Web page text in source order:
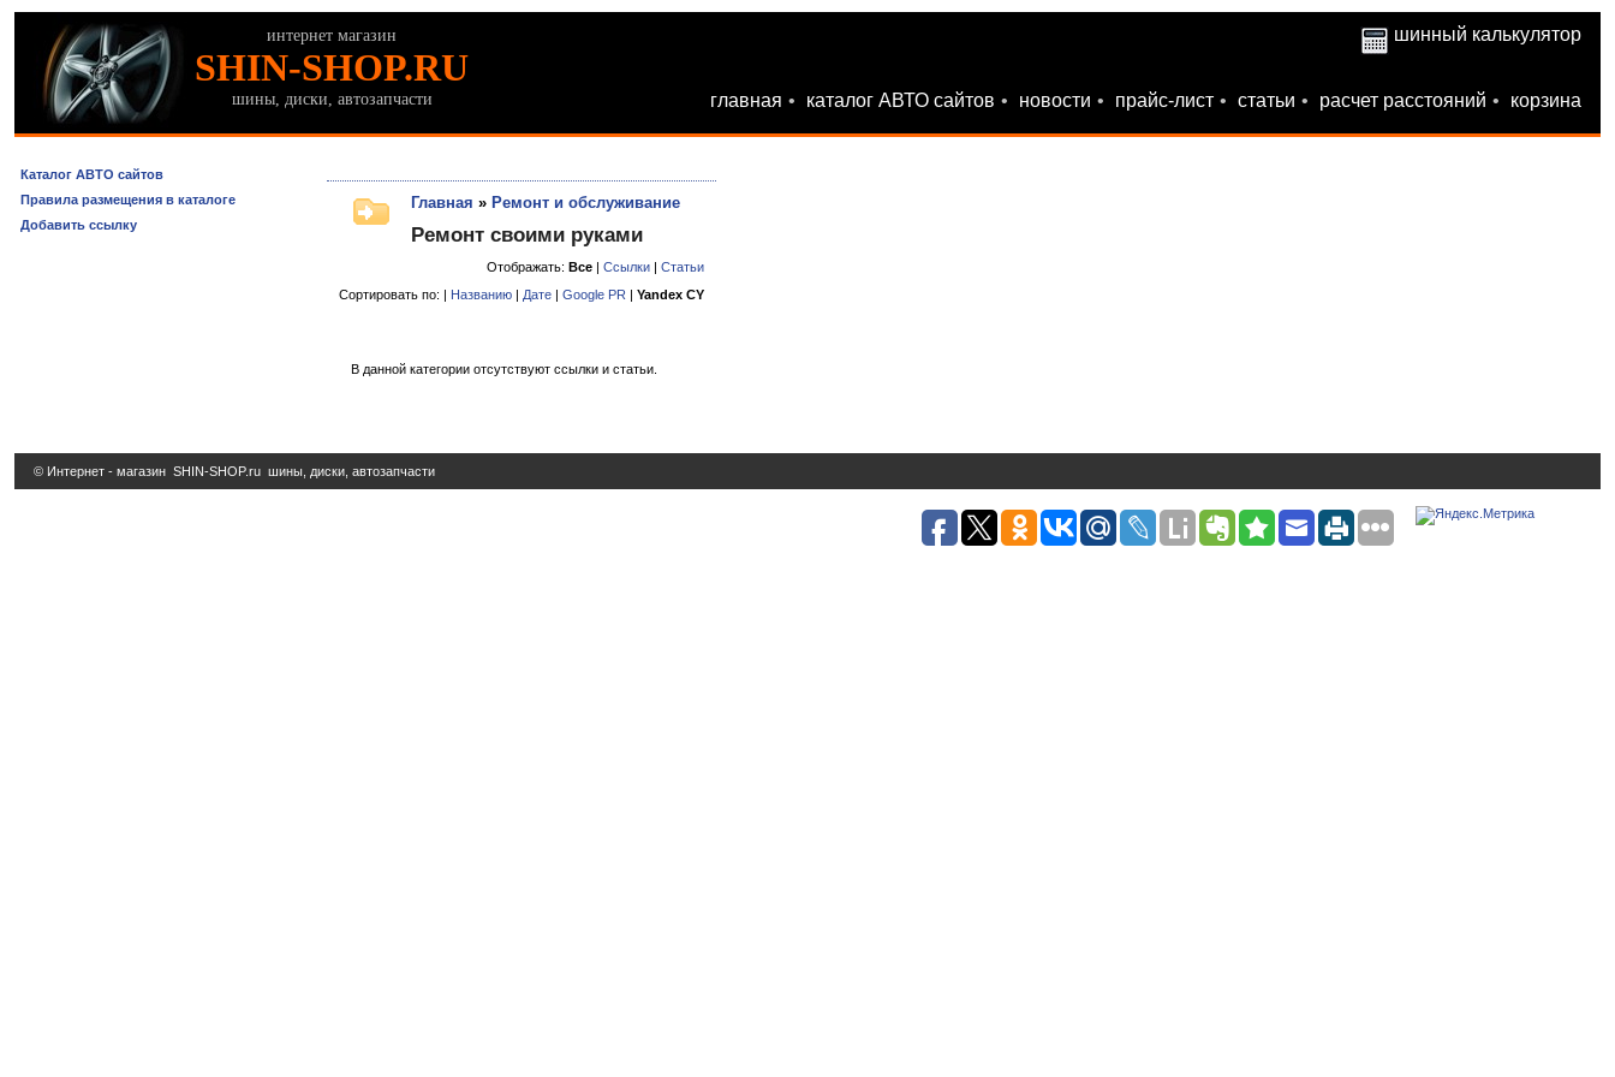
интернет магазин
SHIN-SHOP.RU
шины, диски, автозапчасти
шинный калькулятор
главная • каталог АВТО сайтов • новости • прайс-лист • статьи • расчет расстояний • корзина
Каталог АВТО сайтов
Правила размещения в каталоге
Добавить ссылку
Главная » Ремонт и обслуживание
Ремонт своими руками
Отображать: Все | Ссылки | Статьи
Сортировать по: | Названию | Дате | Google PR | Yandex CY
В данной категории отсутствуют ссылки и статьи.
© Интернет - магазин SHIN-SHOP.ru шины, диски, автозапчасти